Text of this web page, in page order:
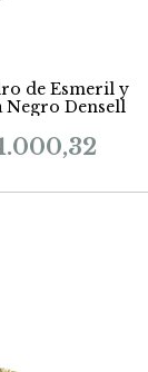
de Esmeril y
Negro Densell